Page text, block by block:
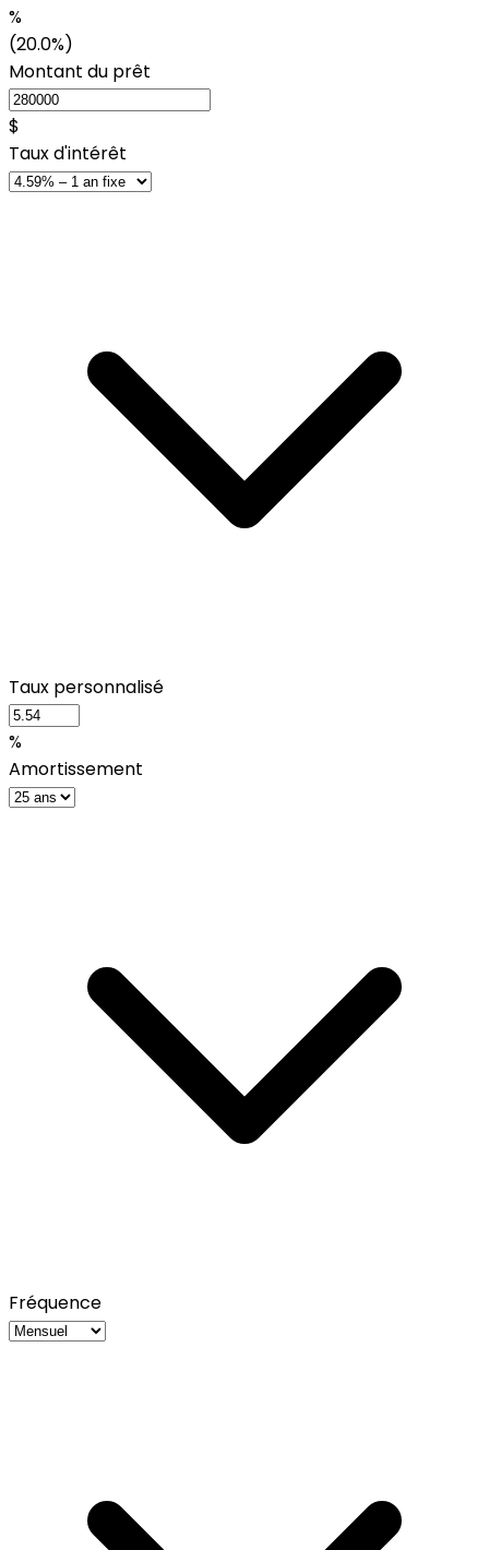
%
(20.0%)
Montant du prêt
$
Taux d'intérêt
Taux personnalisé
%
Amortissement
Fréquence